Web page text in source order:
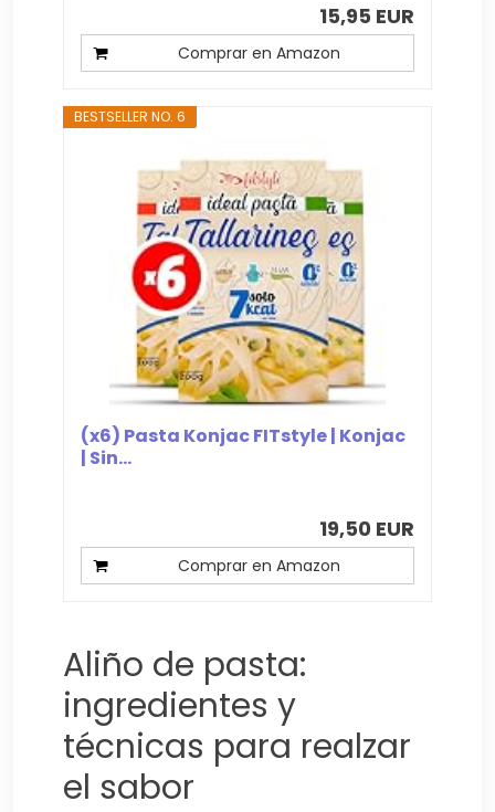
15,95 EUR
Comprar en Amazon
BESTSELLER NO. 6
(x6) Pasta Konjac FITstyle | Konjac
| Sin...
19,50 EUR
Comprar en Amazon
Aliño de pasta:
ingredientes y
técnicas para realzar
el sabor